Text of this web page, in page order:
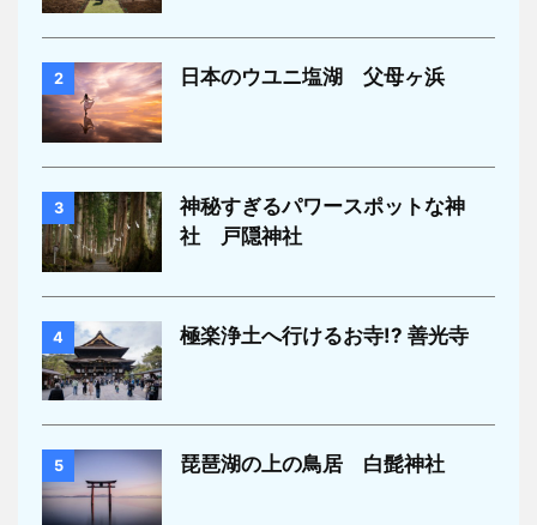
2 日本のウユニ塩湖 父母ヶ浜
3
神秘すぎるパワースポットな神
社 戸隠神社
4 極楽浄土へ行けるお寺!? 善光寺
5 琵琶湖の上の鳥居 白髭神社